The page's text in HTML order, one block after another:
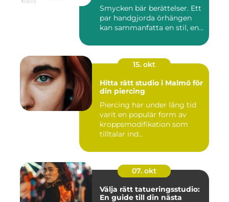
Smycken bär berättelser. Ett
par handgjorda örhängen
kan sammanfatta en stil, en...
15. okt
Hitta rätt studio i Malmö för
din piercing
Piercing har under lång tid
varit en populär form av
kroppsmodifikation som
tilltalar ind...
07. okt
Välja rätt tatueringsstudio:
En guide till din nästa